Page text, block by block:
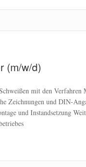
(m/w/d)
mit den
Zeichnungen und DIN-
und Instandsetzung